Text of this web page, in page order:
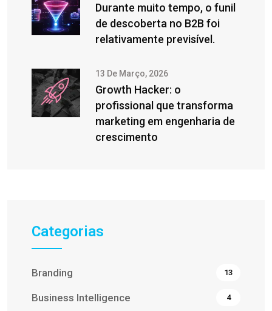
Durante muito tempo, o funil
de descoberta no B2B foi
relativamente previsível.
13 De Março, 2026
Growth Hacker: o
profissional que transforma
marketing em engenharia de
crescimento
Categorias
Branding 13
Business Intelligence 4